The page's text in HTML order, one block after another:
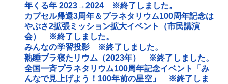
年くる年 2023→2024 ※終了しました。
カプセル帰還3周年＆プラネタリウム100周年記念は
やぶさ2拡張ミッション拡大イベント（市民講演
会） ※終了しました。
みんなの学習投影 ※終了しました。
熟睡プラ寝たリウム（2023年） ※終了しました。
全国一斉プラネタリウム100周年記念イベント「み
んなで見上げよう！100年前の星空」 ※終了しま